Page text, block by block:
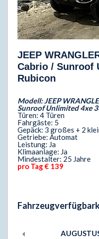
JEEP
Cabrio / Sunroof
Rubicon
Modell: JEEP
Sunroof Unlimited 4xe
Türen: 4 Türen
Fahrgäste: 5
Gepäck: 3 großes + 2
Getriebe: Automat
Leistung: Ja
Klimaanlage: Ja
Mindestalter: 25 Jahre
pro Tag € 139